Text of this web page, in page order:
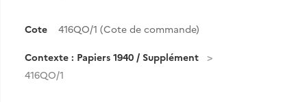
Cote 416QO/1 (Cote de commande)
Contexte : Papiers 1940 / Supplément
416QO/1